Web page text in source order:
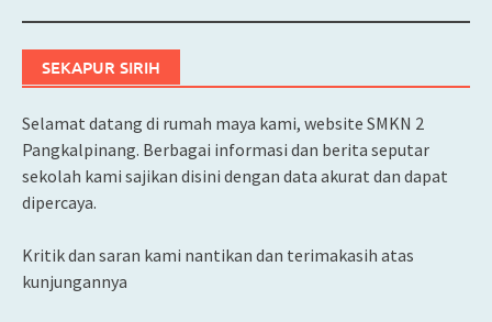
SEKAPUR SIRIH
Selamat datang di rumah maya kami, website SMKN 2
Pangkalpinang. Berbagai informasi dan berita seputar
sekolah kami sajikan disini dengan data akurat dan dapat
dipercaya.
Kritik dan saran kami nantikan dan terimakasih atas
kunjungannya